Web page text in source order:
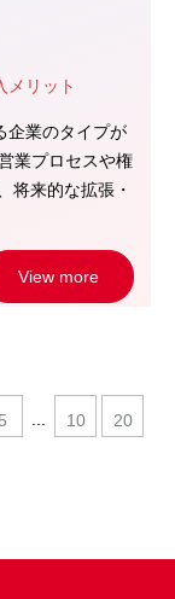
メリット
企業のタイプが
業プロセスや権
将来的な拡張・
View more
5 10 20